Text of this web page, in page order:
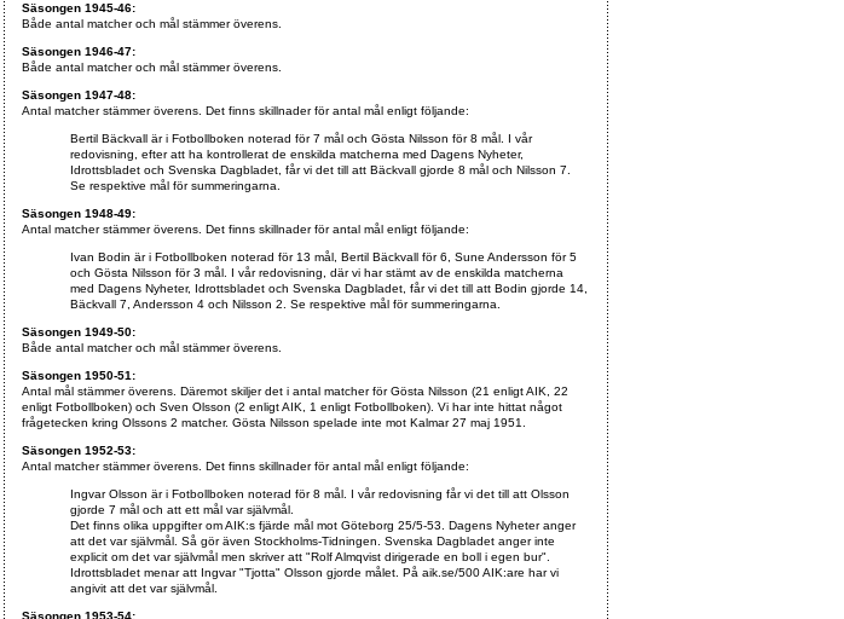
Säsongen 1945-46:
Både antal matcher och mål stämmer överens.
Säsongen 1946-47:
Både antal matcher och mål stämmer överens.
Säsongen 1947-48:
Antal matcher stämmer överens. Det finns skillnader för antal mål enligt följande:
Bertil Bäckvall är i Fotbollboken noterad för 7 mål och Gösta Nilsson för 8 mål. I vår
redovisning, efter att ha kontrollerat de enskilda matcherna med Dagens Nyheter,
Idrottsbladet och Svenska Dagbladet, får vi det till att Bäckvall gjorde 8 mål och Nilsson 7.
Se respektive mål för summeringarna.
Säsongen 1948-49:
Antal matcher stämmer överens. Det finns skillnader för antal mål enligt följande:
Ivan Bodin är i Fotbollboken noterad för 13 mål, Bertil Bäckvall för 6, Sune Andersson för 5
och Gösta Nilsson för 3 mål. I vår redovisning, där vi har stämt av de enskilda matcherna
med Dagens Nyheter, Idrottsbladet och Svenska Dagbladet, får vi det till att Bodin gjorde 14,
Bäckvall 7, Andersson 4 och Nilsson 2. Se respektive mål för summeringarna.
Säsongen 1949-50:
Både antal matcher och mål stämmer överens.
Säsongen 1950-51:
Antal mål stämmer överens. Däremot skiljer det i antal matcher för Gösta Nilsson (21 enligt AIK, 22
enligt Fotbollboken) och Sven Olsson (2 enligt AIK, 1 enligt Fotbollboken). Vi har inte hittat något
frågetecken kring Olssons 2 matcher. Gösta Nilsson spelade inte mot Kalmar 27 maj 1951.
Säsongen 1952-53:
Antal matcher stämmer överens. Det finns skillnader för antal mål enligt följande:
Ingvar Olsson är i Fotbollboken noterad för 8 mål. I vår redovisning får vi det till att Olsson
gjorde 7 mål och att ett mål var självmål.
Det finns olika uppgifter om AIK:s fjärde mål mot Göteborg 25/5-53. Dagens Nyheter anger
att det var självmål. Så gör även Stockholms-Tidningen. Svenska Dagbladet anger inte
explicit om det var självmål men skriver att "Rolf Almqvist dirigerade en boll i egen bur".
Idrottsbladet menar att Ingvar "Tjotta" Olsson gjorde målet. På aik.se/500 AIK:are har vi
angivit att det var självmål.
Säsongen 1953-54: